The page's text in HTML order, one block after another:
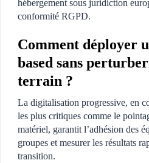
hébergement sous juridiction
conformité RGPD.
Comment déployer
based sans
terrain ?
La digitalisation progressive, en
les plus critiques comme le
matériel, garantit l’adhésion des
groupes et mesurer les résultats
transition.